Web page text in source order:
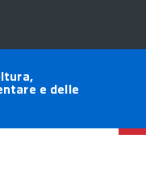
e delle